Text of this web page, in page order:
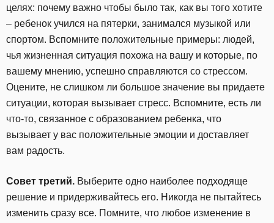
целях: почему важно чтобы было так, как вы того хотите
– ребенок учился на пятерки, занимался музыкой или
спортом. Вспомните положительные примеры: людей,
чья жизненная ситуация похожа на вашу и которые, по
вашему мнению, успешно справляются со стрессом.
Оцените, не слишком ли большое значение вы придаете
ситуации, которая вызывает стресс. Вспомните, есть ли
что-то, связанное с образованием ребенка, что
вызывает у вас положительные эмоции и доставляет
вам радость.
Совет третий. Выберите одно наиболее подходяще
решение и придерживайтесь его. Никогда не пытайтесь
изменить сразу все. Помните, что любое изменение в